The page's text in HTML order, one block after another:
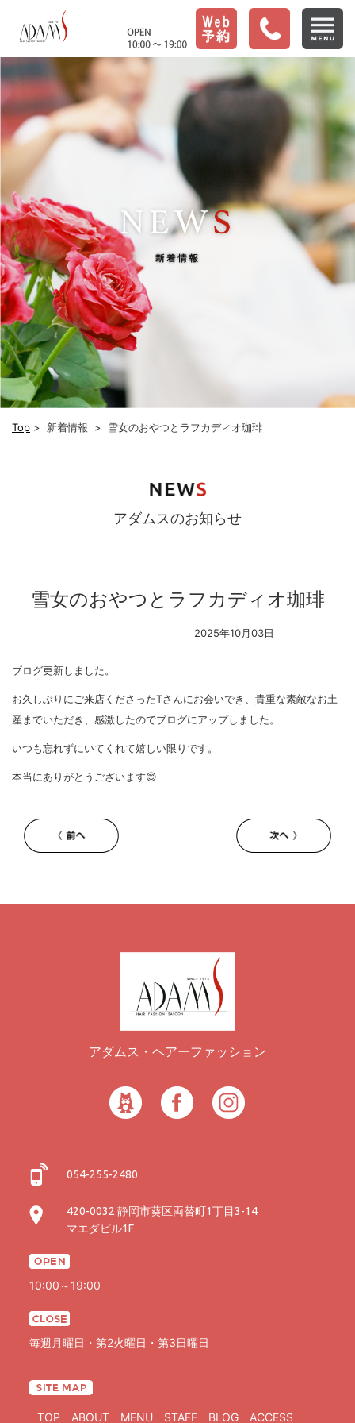
Top > 新着情報 > 雪女のおやつとラフカディオ珈琲
アダムスのお知らせ
雪女のおやつとラフカディオ珈琲
2025年10月03日
ブログ更新しました。
お久しぶりにご来店くださったTさんにお会いでき、貴重な素敵なお土
産までいただき、感激したのでブログにアップしました。
いつも忘れずにいてくれて嬉しい限りです。
本当にありがとうございます😊
アダムス・ヘアーファッション
054-255-2480
420-0032 静岡市葵区両替町1丁目3-14
マエダビル1F
10:00～19:00
毎週月曜日・第2火曜日・第3日曜日
TOP ABOUT MENU STAFF BLOG ACCESS